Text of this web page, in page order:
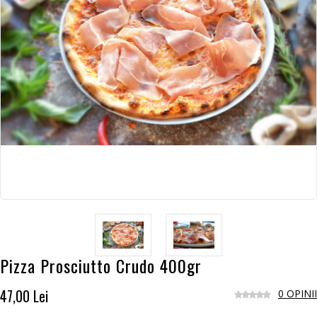
Pizza Prosciutto Crudo 400gr
47,00 Lei 0 OPINII